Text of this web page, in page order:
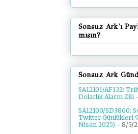
Sonsuz Ark'ı
mısın?
Sonsuz Ark
SA12101/AF132:
Dolarlık Alarm Zili
SA12100/SD3860:
Twitter Günlükleri
Nisan 2025) - 8/5/